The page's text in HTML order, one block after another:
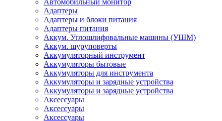
Адаптеры
Адаптеры и блоки питания
Адаптеры питания
Аккум. Углошлифовальные машины (УШМ)
Аккум. шуруповерты
Аккумуляторный инструмент
Аккумуляторы бытовые
Аккумуляторы для инструмента
Аккумуляторы и зарядные устройства
Аккумуляторы и зарядные устройства
Аксессуары
Аксессуары
Аксессуары